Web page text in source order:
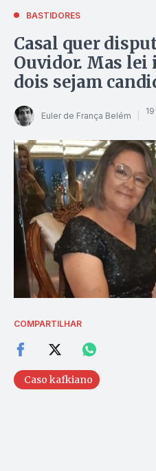
BASTIDORES
Casal quer
Ouvidor. Mas lei
dois sejam
Euler de França Belém
COMPARTILHAR
Caso kafkiano